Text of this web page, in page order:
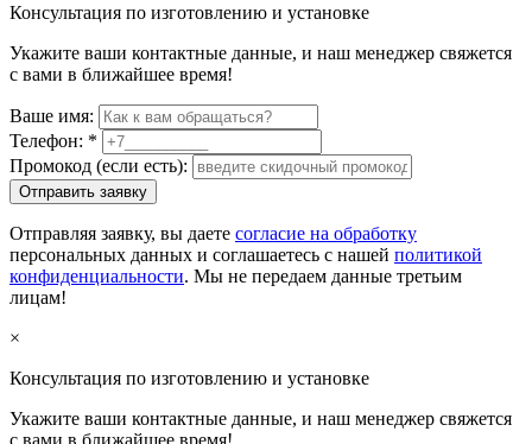
Консультация по изготовлению и установке
Укажите ваши контактные данные, и наш менеджер свяжется
с вами в ближайшее время!
Ваше имя:
Телефон: *
Промокод (если есть):
Отправить заявку
Отправляя заявку, вы даете согласие на обработку
персональных данных и соглашаетесь с нашей политикой
конфиденциальности. Мы не передаем данные третьим
лицам!
×
Консультация по изготовлению и установке
Укажите ваши контактные данные, и наш менеджер свяжется
с вами в ближайшее время!